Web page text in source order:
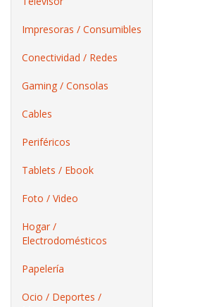
Impresoras / Consumibles
Conectividad / Redes
Gaming / Consolas
Cables
Periféricos
Tablets / Ebook
Foto / Video
Hogar /
Electrodomésticos
Papelería
Ocio / Deportes /